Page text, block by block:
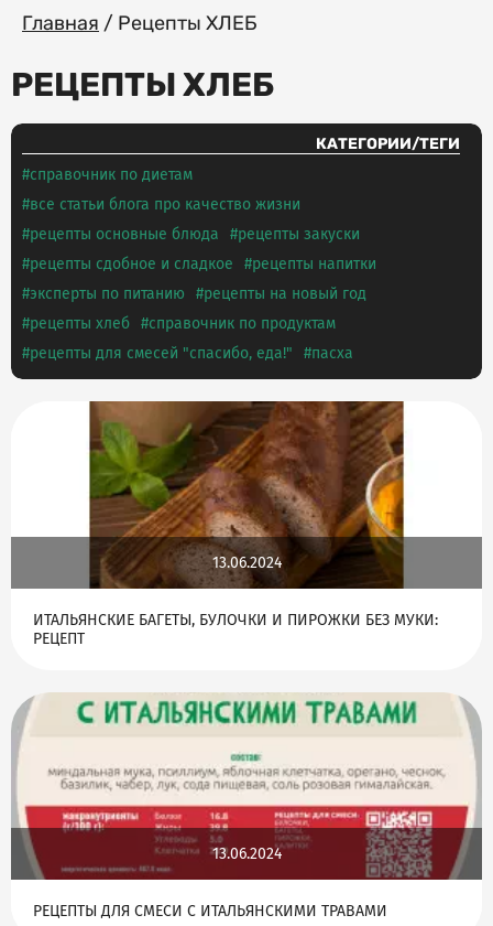
Главная / Рецепты ХЛЕБ
РЕЦЕПТЫ ХЛЕБ
КАТЕГОРИИ/ТЕГИ
справочник по диетам
все статьи блога про качество жизни
рецепты основные блюда
рецепты закуски
рецепты сдобное и сладкое
рецепты напитки
эксперты по питанию
рецепты на новый год
рецепты хлеб
справочник по продуктам
рецепты для смесей "спасибо, еда!"
пасха
13.06.2024
ИТАЛЬЯНСКИЕ БАГЕТЫ, БУЛОЧКИ И ПИРОЖКИ БЕЗ МУКИ:
РЕЦЕПТ
13.06.2024
РЕЦЕПТЫ ДЛЯ СМЕСИ С ИТАЛЬЯНСКИМИ ТРАВАМИ